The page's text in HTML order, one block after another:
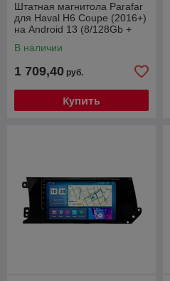
Штатная магнитола Parafar
для Haval H6 Coupe (2016+)
на Android 13 (8/128Gb +
В наличии
1 709,40 руб.
Купить